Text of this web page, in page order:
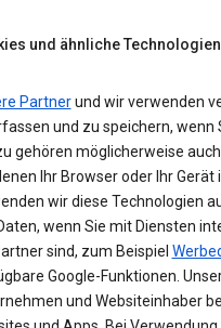
und ähnliche Technologien
Partnerund wir verwenden
und zu speichern,
gehören möglicherweise auch
Ihr Browser oder Ihr
wir diese Technologien
wenn Sie mit Diensten
sind, zum Beispiel
Google-Funktionen.
und Websiteinhaber